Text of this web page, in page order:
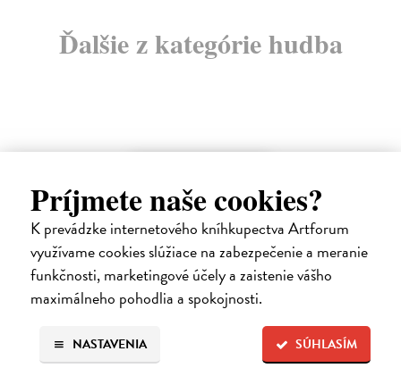
Príjmete naše cookies?
K prevádzke internetového kníhkupectva Artforum
využívame cookies slúžiace na zabezpečenie a meranie
funkčnosti, marketingové účely a zaistenie vášho
maximálneho pohodlia a spokojnosti.
SÚHLASÍM
NASTAVENIA
Ďalšie z kategórie hudba
na sklade
The Breathing Earth - CD
Waking Vision| Hudba
Dlhých sedemnásť rokov museli čakať fanúšikovia kultového